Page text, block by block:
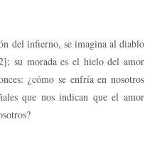
del infierno, se imagina al diablo
su morada es el hielo del amor
¿cómo se enfría en nosotros
que nos indican que el amor